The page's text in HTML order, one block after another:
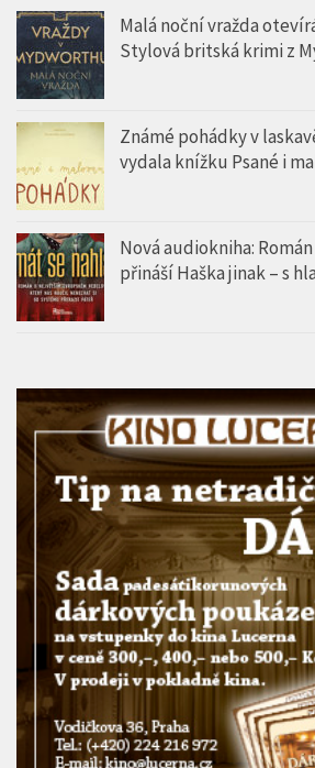
Malá noční vražda
Stylová britská krimi z
Známé pohádky v
vydala knížku Psané i
Nová audiokniha:
přináší Haška jinak – s